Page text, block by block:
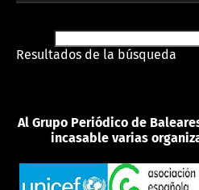
Resultados de la búsqueda
Al Grupo Periódico de
incasable varias